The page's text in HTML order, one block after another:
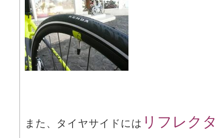
また、タイヤサイドには リフレク